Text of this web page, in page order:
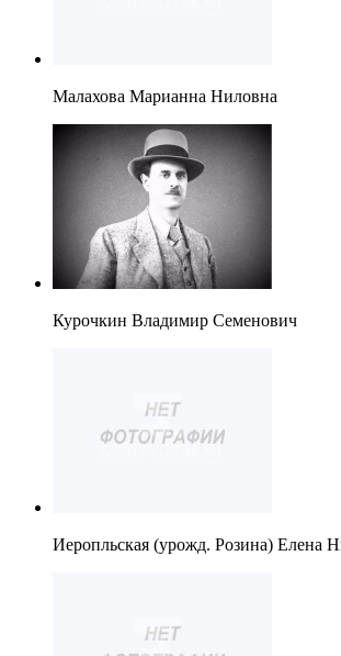
Малахова Марианна Ниловна
Курочкин Владимир Семенович
Иеропльская (урожд. Розина) Елена